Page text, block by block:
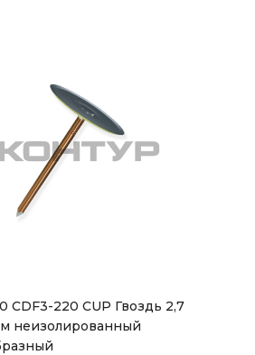
CDF3-220 CUP Гвоздь 2,7
неизолированный